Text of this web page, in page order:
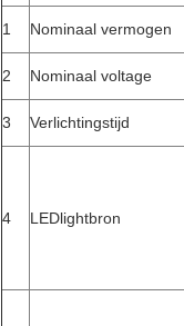
1 Nominaal vermogen
2 Nominaal voltage
3 Verlichtingstijd
4 LEDlightbron